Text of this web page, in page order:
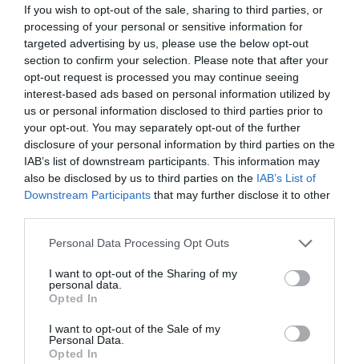
If you wish to opt-out of the sale, sharing to third parties, or
processing of your personal or sensitive information for
targeted advertising by us, please use the below opt-out
section to confirm your selection. Please note that after your
opt-out request is processed you may continue seeing
interest-based ads based on personal information utilized by
us or personal information disclosed to third parties prior to
your opt-out. You may separately opt-out of the further
disclosure of your personal information by third parties on the
IAB’s list of downstream participants. This information may
also be disclosed by us to third parties on the IAB’s List of
Downstream Participants that may further disclose it to other
Personal Data Processing Opt Outs
I want to opt-out of the Sharing of my
personal data.
Opted In
I want to opt-out of the Sale of my
Personal Data.
Opted In
Λέων
Με την γενέθλια εποχή σας να ξεκινά σε λίγο
καιρό και την προσοχή να στρέφεται πάνω σας,
σίγουρα δεν θέλετε να ακούσετε ότι μπορεί και
να χωρίσετε. Κι όμως. Η παρουσία του Άρη στον
Ταύρο δεν προκαλεί ευχάριστο κλίμα για εσάς.
Διατηρήστε την ψυχραιμία σας. Κανείς δεν
είναι το τέλος του κόσμου. Η αντίθεση που θα
κάνει στις 28 Αυγούστου η Αφροδίτη με τον
Κρόνο, θα φέρει πολλές εντάσεις και οριστικούς
χωρισμούς. Ωστόσο, αυτό μπορεί να είναι και
καλό, αφού κάτι πιο όμορφο θα έρθει μετά στη